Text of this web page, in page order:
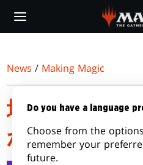
main
News / Making Magic
塩が失敗を
から
Do you have a language
Choose from the
remember your
future.